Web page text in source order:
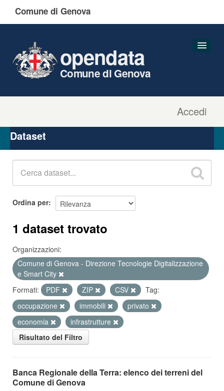
Comune di Genova
Accedi
opendata
Comune di Genova
Organizzazioni
Gruppi
Dataset
Ordina per
1 dataset trovato
Organizzazioni:
Comune di Genova - Direzione Tecnologie Digitalizzazione
e Smart City
Formati:
PDF ZIP CSV
Tag:
occupazione
immobili
privato
economia
infrastrutture
Risultato del Filtro
Banca Regionale della Terra: elenco dei terreni del
Comune di Genova